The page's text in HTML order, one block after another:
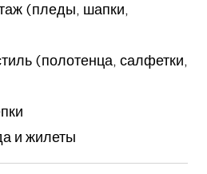
(пледы, шапки,
(полотенца, салфетки,
и жилеты